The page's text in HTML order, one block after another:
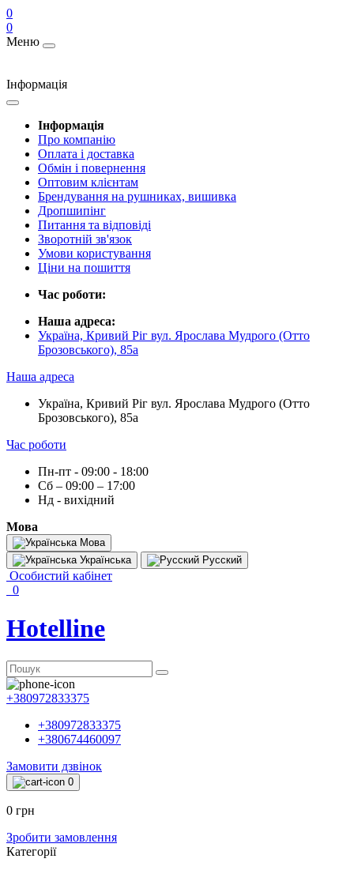
0
0
Меню
Інформація
Інформація
Про компанію
Оплата і доставка
Обмін і повернення
Оптовим клієнтам
Брендування на рушниках, вишивка
Дропшипінг
Питання та відповіді
Зворотній зв'язок
Умови користування
Ціни на пошиття
Час роботи:
Наша адреса:
Україна, Кривий Ріг вул. Ярослава Мудрого (Отто
Брозовського), 85а
Наша адреса
Україна, Кривий Ріг вул. Ярослава Мудрого (Отто
Брозовського), 85а
Час роботи
Пн-пт - 09:00 - 18:00
Сб – 09:00 – 17:00
Нд - вихідний
Мова
Мова
Українська
Русский
Особистий кабінет
0
Hotelline
+380972833375
+380972833375
+380674460097
Замовити дзвінок
0
0 грн
Зробити замовлення
Категорії